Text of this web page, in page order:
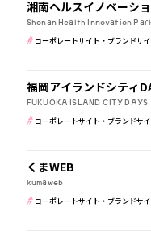
湘南ヘルスイノベーシ
Shonan Health Innovation
コーポレートサイト・ブランドサ
福岡アイランドシティ
FUKUOKA ISLAND CITY DAYS
コーポレートサイト・ブランドサ
くまWEB
kumaweb
コーポレートサイト・ブランドサ